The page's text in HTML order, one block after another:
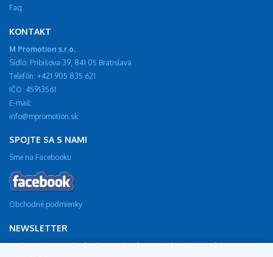
Faq
KONTAKT
M Promotion s.r.o.
Sídlo: Pribišova 39, 841 05 Bratislava
Telefón: +421 905 835 621
IČO: 45913561
E-mail:
info@mpromotion.sk
SPOJTE SA S NAMI
Sme na Facebooku
Obchodné podmienky
NEWSLETTER
Zadajte vašu e-mailovú adresu a dostávajte oznámenie o nových